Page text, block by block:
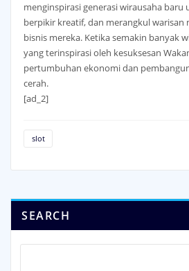
menginspirasi generasi wirausaha
berpikir kreatif, dan merangkul warisan
bisnis mereka. Ketika semakin banyak
yang terinspirasi oleh kesuksesan
pertumbuhan ekonomi dan
cerah.
[ad_2]
slot
SEARCH